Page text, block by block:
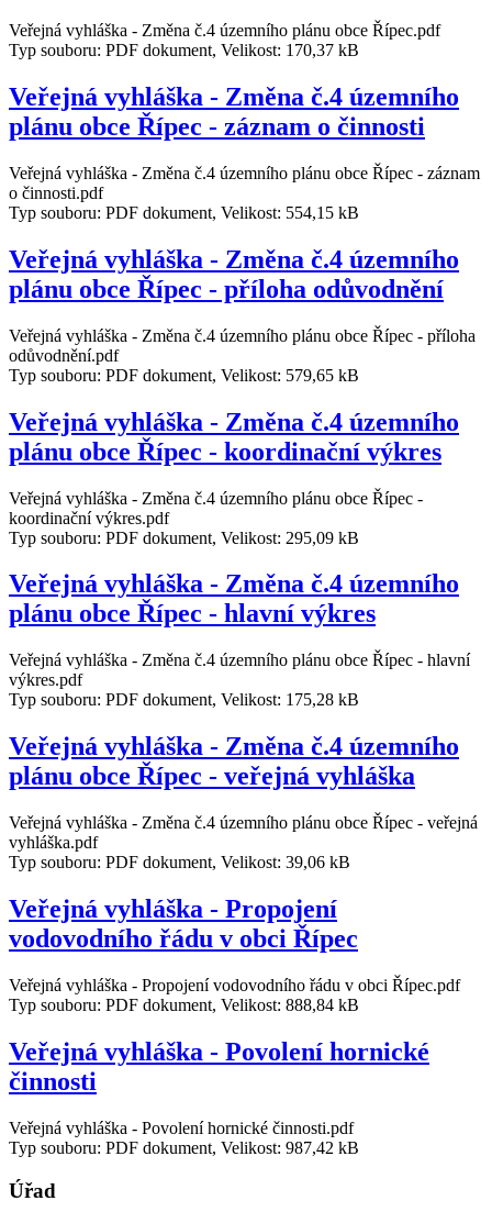
Veřejná vyhláška - Změna č.4 územního plánu obce Řípec.pdf
Typ souboru: PDF dokument, Velikost: 170,37 kB
Veřejná vyhláška - Změna č.4 územního
plánu obce Řípec - záznam o činnosti
Veřejná vyhláška - Změna č.4 územního plánu obce Řípec - záznam
o činnosti.pdf
Typ souboru: PDF dokument, Velikost: 554,15 kB
Veřejná vyhláška - Změna č.4 územního
plánu obce Řípec - příloha odůvodnění
Veřejná vyhláška - Změna č.4 územního plánu obce Řípec - příloha
odůvodnění.pdf
Typ souboru: PDF dokument, Velikost: 579,65 kB
Veřejná vyhláška - Změna č.4 územního
plánu obce Řípec - koordinační výkres
Veřejná vyhláška - Změna č.4 územního plánu obce Řípec -
koordinační výkres.pdf
Typ souboru: PDF dokument, Velikost: 295,09 kB
Veřejná vyhláška - Změna č.4 územního
plánu obce Řípec - hlavní výkres
Veřejná vyhláška - Změna č.4 územního plánu obce Řípec - hlavní
výkres.pdf
Typ souboru: PDF dokument, Velikost: 175,28 kB
Veřejná vyhláška - Změna č.4 územního
plánu obce Řípec - veřejná vyhláška
Veřejná vyhláška - Změna č.4 územního plánu obce Řípec - veřejná
vyhláška.pdf
Typ souboru: PDF dokument, Velikost: 39,06 kB
Veřejná vyhláška - Propojení
vodovodního řádu v obci Řípec
Veřejná vyhláška - Propojení vodovodního řádu v obci Řípec.pdf
Typ souboru: PDF dokument, Velikost: 888,84 kB
Veřejná vyhláška - Povolení hornické
činnosti
Veřejná vyhláška - Povolení hornické činnosti.pdf
Typ souboru: PDF dokument, Velikost: 987,42 kB
Úřad